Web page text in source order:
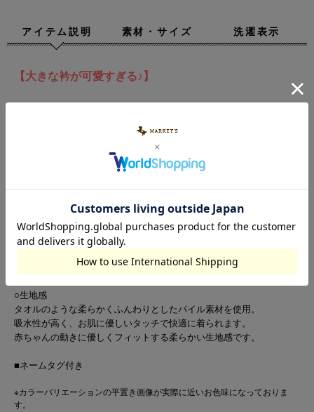
アイテム説明 素材・サイズ 洗濯表示
【大きな衿が可愛すぎる♪】
ベビーちゃんもオシャレしておでかけ。
首元と袖口のリブ配色もポイント♪
ギャザーたっぷりのふんわり袖もたまりません。
おむつ替えやお着替えがラクラクです。
○スタイリング
レッグウォーマーやスカートと合わせてお出かけもカワイイ！
○生地感
タオルのような柔らかくふんわりとしたパイル素材を使用。
吸水性が高く、お肌に優しいタッチで快適に着られます。
赤ちゃんの動きに優しくフィットする柔らかい生地感です。
■ネームタグ付き
※カラーバリエーションの平置き画像が実際に近いお色味になっておりま
す。